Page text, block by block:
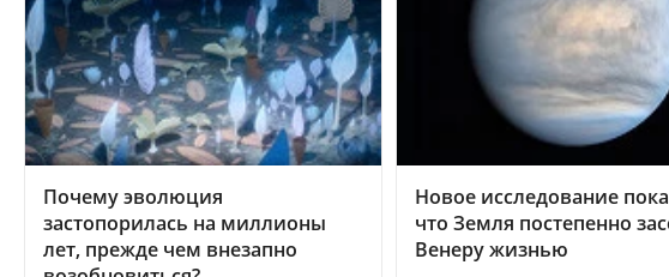
Почему эволюция
застопорилась на миллионы
лет, прежде чем внезапно
Новое исследование
что Земля постепенно
Венеру жизнью